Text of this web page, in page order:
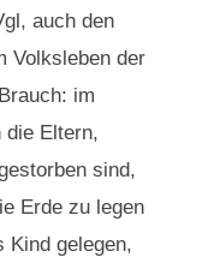
auch den
Volksleben der
im
die Eltern,
sind,
Erde zu legen
Kind gelegen,